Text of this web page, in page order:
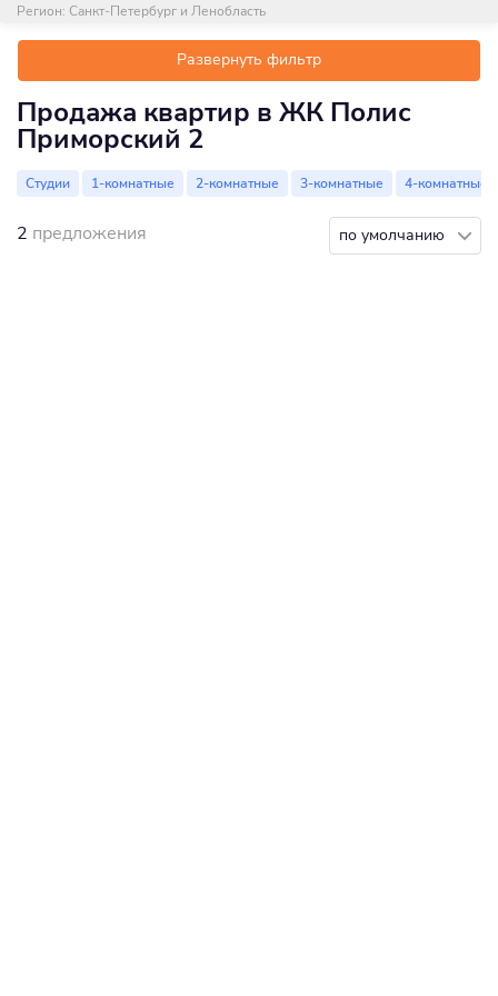
Регион: Санкт-Петербург и Ленобласть
Развернуть фильтр
Продажа квартир в ЖК Полис
Приморский 2
Студии 1-комнатные 2-комнатные 3-комнатные 4-комнатные
2 предложения по умолчанию